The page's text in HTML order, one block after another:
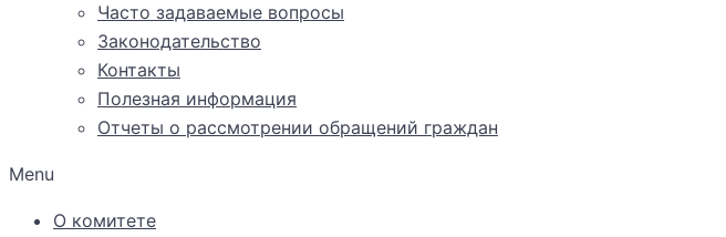
Часто задаваемые вопросы
Законодательство
Контакты
Полезная информация
Отчеты о рассмотрении обращений граждан
Menu
О комитете